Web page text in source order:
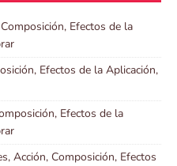
Efectos de la
Efectos de la Aplicación,
Efectos de la
Acción, Composición, Efectos